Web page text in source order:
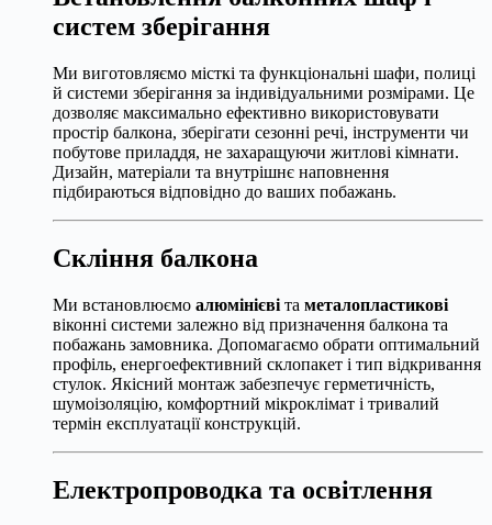
систем зберігання
Ми виготовляємо місткі та функціональні шафи, полиці
й системи зберігання за індивідуальними розмірами. Це
дозволяє максимально ефективно використовувати
простір балкона, зберігати сезонні речі, інструменти чи
побутове приладдя, не захаращуючи житлові кімнати.
Дизайн, матеріали та внутрішнє наповнення
підбираються відповідно до ваших побажань.
Скління балкона
Ми встановлюємо алюмінієві та металопластикові
віконні системи залежно від призначення балкона та
побажань замовника. Допомагаємо обрати оптимальний
профіль, енергоефективний склопакет і тип відкривання
стулок. Якісний монтаж забезпечує герметичність,
шумоізоляцію, комфортний мікроклімат і тривалий
термін експлуатації конструкцій.
Електропроводка та освітлення